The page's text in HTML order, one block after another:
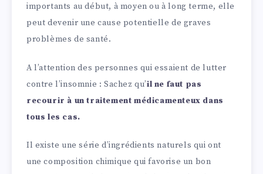
importants au début, à moyen ou à long terme, elle
peut devenir une cause potentielle de graves
problèmes de santé.
A l’attention des personnes qui essaient de lutter
contre l’insomnie : Sachez qu’il ne faut pas
recourir à un traitement médicamenteux dans
tous les cas.
Il existe une série d’ingrédients naturels qui ont
une composition chimique qui favorise un bon